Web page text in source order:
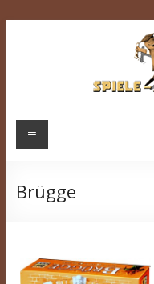
Spiele-
Wir
Menü
Brügge